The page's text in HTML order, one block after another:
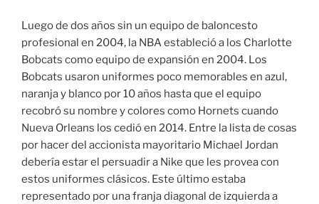
Luego de dos años sin un equipo de baloncesto
profesional en 2004, la NBA estableció a los Charlotte
Bobcats como equipo de expansión en 2004. Los
Bobcats usaron uniformes poco memorables en azul,
naranja y blanco por 10 años hasta que el equipo
recobró su nombre y colores como Hornets cuando
Nueva Orleans los cedió en 2014. Entre la lista de cosas
por hacer del accionista mayoritario Michael Jordan
debería estar el persuadir a Nike que les provea con
estos uniformes clásicos. Este último estaba
representado por una franja diagonal de izquierda a